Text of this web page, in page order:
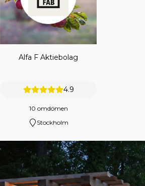
Alfa F Aktiebolag
4.9
10 omdömen
Stockholm